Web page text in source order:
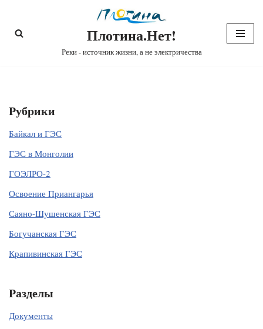
Перейти
Плотина.Нет!
Реки - источник жизни, а не электричества
Рубрики
Байкал и ГЭС
ГЭС в Монголии
ГОЭЛРО-2
Освоение Приангарья
Саяно-Шушенская ГЭС
Богучанская ГЭС
Крапивинская ГЭС
Разделы
Документы